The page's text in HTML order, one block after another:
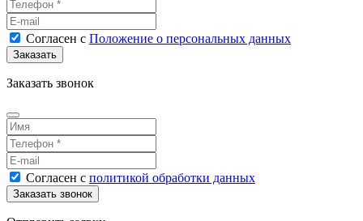
Согласен с Положение о персональных данных
Заказать звонок
Согласен с политикой обработки данных